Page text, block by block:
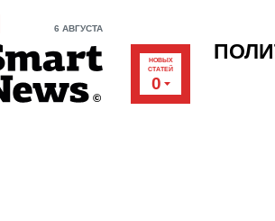
6 АВГУСТА
НОВЫХ
СТАТЕЙ
0